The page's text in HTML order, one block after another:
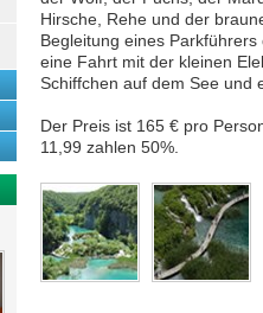
Hirsche, Rehe und der
Begleitung eines
eine Fahrt mit der kleinen
Schiffchen auf dem See und
Der Preis ist 165 € pro
11,99 zahlen 50%.